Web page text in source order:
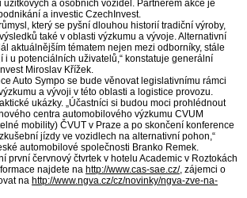
a osobních vozidel. Partnerem akce je
a investic CzechInvest.
který se pyšní dlouhou historií tradiční výroby,
také v oblasti výzkumu a vývoje. Alternativní
aktuálnějším tématem nejen mezi odborníky, stále
i u potenciálních uživatelů,“ konstatuje generální
Miroslav Křížek.
Auto Sympo se bude věnovat legislativnímu rámci
a vývoji v této oblasti a logistice provozu.
ukázky. „Účastníci si budou moci prohlédnout
centra automobilového výzkumu CVUM
mobility) ČVUT v Praze a po skončení konference
jízdy ve vozidlech na alternativní pohon,“
automobilové společnosti Branko Remek.
první červnový čtvrtek v hotelu Academic v Roztokách
najdete na http://www.cas-sae.cz/, zájemci o
na http://www.ngva.cz/cz/novinky/ngva-zve-na-